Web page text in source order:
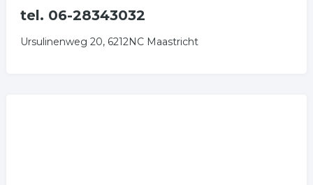
tel. 06-28343032
Ursulinenweg 20, 6212NC Maastricht